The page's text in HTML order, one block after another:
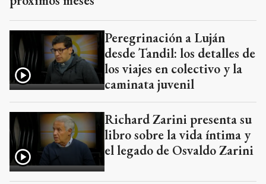
Peregrinación a Luján
desde Tandil: los detalles de
los viajes en colectivo y la
caminata juvenil
Richard Zarini presenta su
libro sobre la vida íntima y
el legado de Osvaldo Zarini